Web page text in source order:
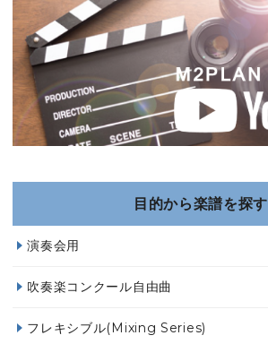
目的から楽譜を探す
演奏会用
吹奏楽コンクール自由曲
フレキシブル(Mixing Series)